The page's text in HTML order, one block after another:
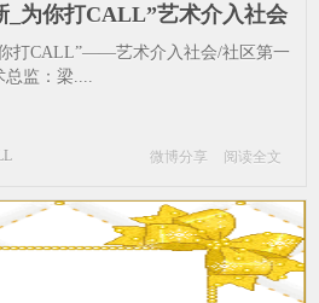
_为你打CALL”艺术介入社会
主_移动美术馆-艺术介入社
者-成都-展览
打CALL”——艺术介入社会/社区第一
总监：梁....
品
微博分享 阅读全文